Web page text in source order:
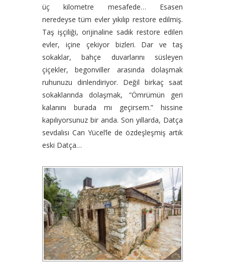
üç kilometre mesafede… Esasen
neredeyse tüm evler yıkılıp restore edilmiş.
Taş işçiliği, orijinaline sadık restore edilen
evler, içine çekiyor bizleri. Dar ve taş
sokaklar, bahçe duvarlarını süsleyen
çiçekler, begonviller arasında dolaşmak
ruhunuzu dinlendiriyor. Değil birkaç saat
sokaklarında dolaşmak, “Ömrümün geri
kalanını burada mı geçirsem.” hissine
kapılıyorsunuz bir anda. Son yıllarda, Datça
sevdalısı Can Yücel’le de özdeşleşmiş artık
eski Datça…